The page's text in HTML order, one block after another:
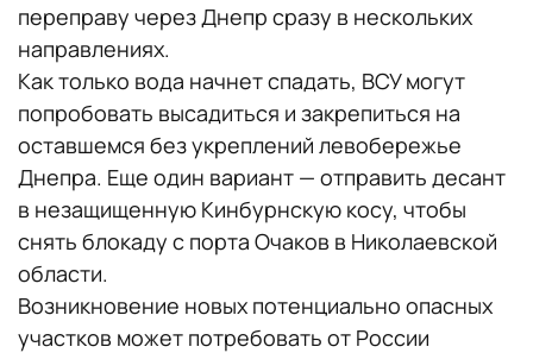
переправу через Днепр сразу в нескольких
направлениях.
Как только вода начнет спадать, ВСУ могут
попробовать высадиться и закрепиться на
оставшемся без укреплений левобережье
Днепра. Еще один вариант — отправить десант
в незащищенную Кинбурнскую косу, чтобы
снять блокаду с порта Очаков в Николаевской
области.
Возникновение новых потенциально опасных
участков может потребовать от России